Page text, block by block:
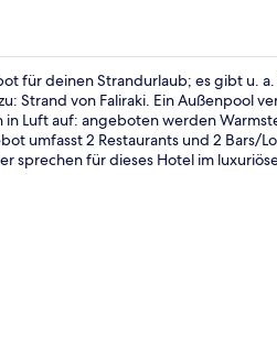
für deinen Strandurlaub; es gibt u.
Strand von Faliraki. Ein Außenpool
Luft auf: angeboten werden
umfasst 2 Restaurants und 2 Bars/
sprechen für dieses Hotel im